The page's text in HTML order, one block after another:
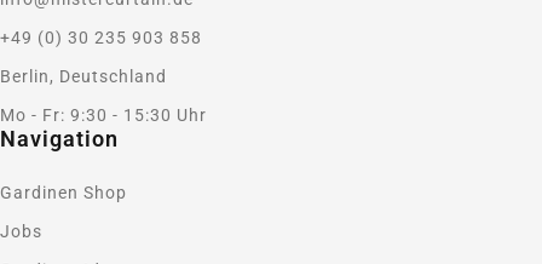
+49 (0) 30 235 903 858
Berlin, Deutschland
Mo - Fr: 9:30 - 15:30 Uhr
Navigation
Gardinen Shop
Jobs